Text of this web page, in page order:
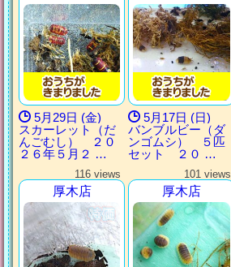
5月29日 (金)
スカーレット（だ
んごむし） ２０
２６年５月２ …
5月17日 (日)
バンブルビー（ダ
ンゴムシ） ５匹
セット ２０ …
116 views
厚木店
101 views
厚木店